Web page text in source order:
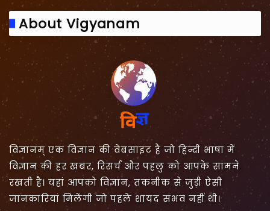
About Vigyanam
विज्ञानम् एक विज्ञान की वेबसाइट है जो हिन्दी भाषा में
विज्ञान की हर खबर, रिसर्च और पहलु को आपके सामने
रखती है। यहां आपको विज्ञान, तकनीक से जुड़ी ऐसी
जानकारियां मिलेंगी जो पहले शायद संभव नहीं थी।